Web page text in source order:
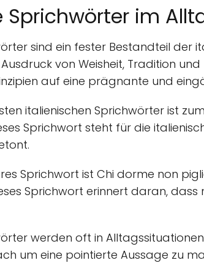
Sprichwörter im
sind ein fester Bestandteil der
von Weisheit, Tradition
auf eine prägnante und
italienischen Sprichwörter ist
Sprichwort steht für die
Sprichwort ist Chi dorme non
Sprichwort erinnert daran,
werden oft in
um eine pointierte Aussage zu